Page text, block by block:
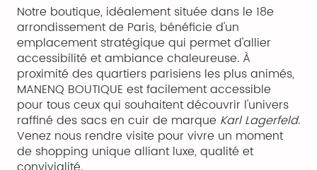
Notre boutique, idéalement située dans le 18e
arrondissement de Paris, bénéficie d'un
emplacement stratégique qui permet d'allier
accessibilité et ambiance chaleureuse. À
proximité des quartiers parisiens les plus animés,
MANENQ BOUTIQUE est facilement accessible
pour tous ceux qui souhaitent découvrir l'univers
raffiné des sacs en cuir de marque Karl Lagerfeld.
Venez nous rendre visite pour vivre un moment
de shopping unique alliant luxe, qualité et